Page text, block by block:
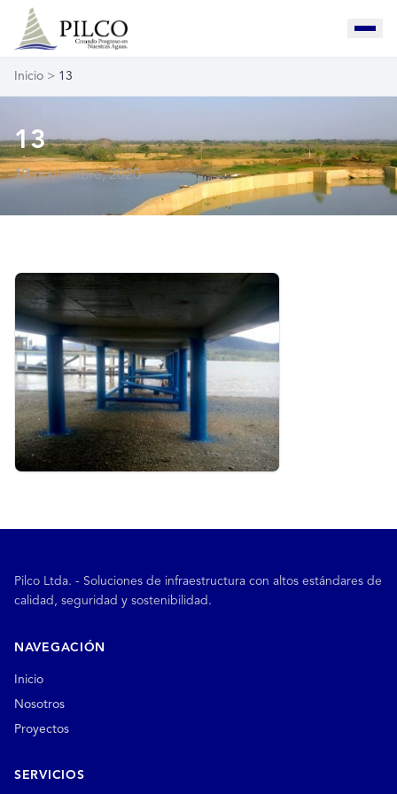
Inicio > 13
13
19 noviembre, 2020
Pilco Ltda. - Soluciones de infraestructura con altos estándares de
calidad, seguridad y sostenibilidad.
NAVEGACIÓN
Inicio
Nosotros
Proyectos
SERVICIOS